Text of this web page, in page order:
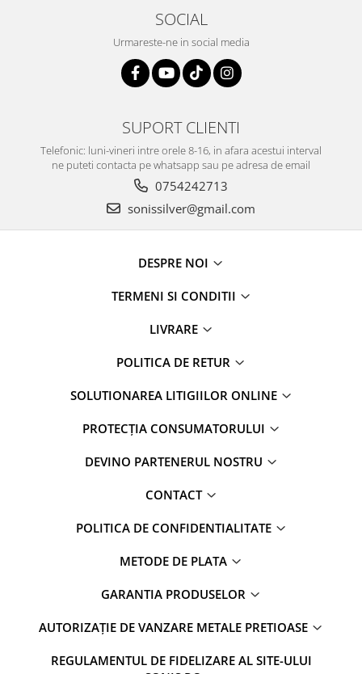
SOCIAL
Urmareste-ne in social media
SUPORT CLIENTI
Telefonic: luni-vineri intre orele 8-16, in afara acestui interval
ne puteti contacta pe whatsapp sau pe adresa de email
0754242713
sonissilver@gmail.com
DESPRE NOI
TERMENI SI CONDITII
LIVRARE
POLITICA DE RETUR
SOLUTIONAREA LITIGIILOR ONLINE
PROTECȚIA CONSUMATORULUI
DEVINO PARTENERUL NOSTRU
CONTACT
POLITICA DE CONFIDENTIALITATE
METODE DE PLATA
GARANTIA PRODUSELOR
AUTORIZAȚIE DE VANZARE METALE PRETIOASE
REGULAMENTUL DE FIDELIZARE AL SITE-ULUI